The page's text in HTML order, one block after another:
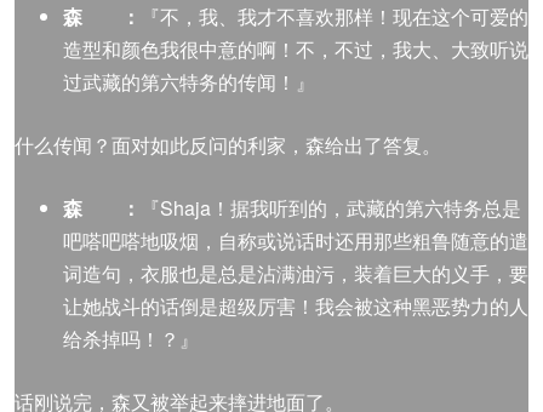
森 ：
『不，我、我才不喜欢那样！现在这个可爱的
造型和颜色我很中意的啊！不，不过，我大、大致听说
过武藏的第六特务的传闻！』
什么传闻？面对如此反问的利家，森给出了答复。
森 ：
『Shaja！据我听到的，武藏的第六特务总是
吧嗒吧嗒地吸烟，自称或说话时还用那些粗鲁随意的遣
词造句，衣服也是总是沾满油污，装着巨大的义手，要
让她战斗的话倒是超级厉害！我会被这种黑恶势力的人
给杀掉吗！？』
话刚说完，森又被举起来摔进地面了。